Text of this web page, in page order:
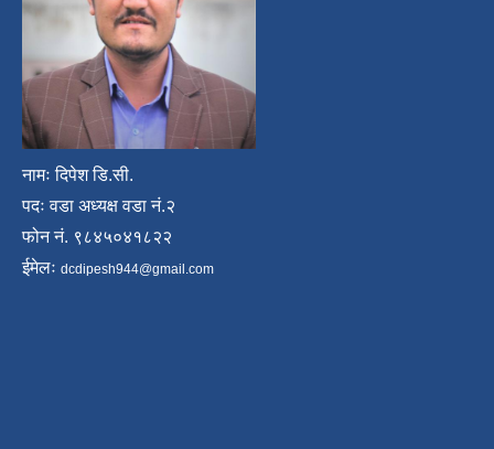
नामः दिपेश डि.सी.
पदः वडा अध्यक्ष वडा नं.२
फोन नं. ९८४५०४१८२२
ईमेलः dcdipesh944@gmail.com